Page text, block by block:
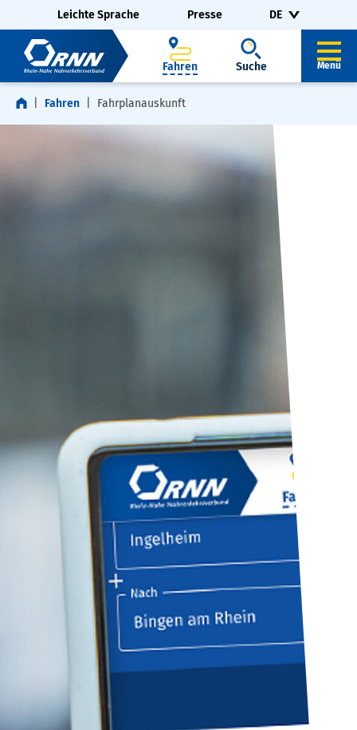
Navigation überspringen
Zur Fußzeile springen
Leichte Sprache Presse DE
Fahren Suche Menü
Fahren Fahrplanauskunft